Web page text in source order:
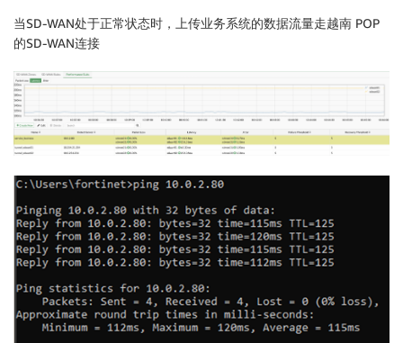
当SD-WAN处于正常状态时，上传业务系统的数据流量走越南 POP
的SD-WAN连接